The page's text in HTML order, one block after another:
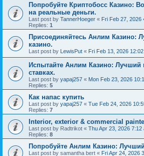
Попробуйте Криптобосс Казино:
на реальные деньги.
Last post by TannerHoeger « Fri Feb 27, 2026
Replies: 1
Присоединяйтесь Анлим Казино:
казино.
Last post by LewisPut « Fri Feb 13, 2026
Испытайте Анлим Казино: Лучший
ставках.
Last post by yapaj257 « Mon Feb 23, 2026
Replies: 5
Как напас купить
Last post by yapaj257 « Tue Feb 24, 2026
Replies: 7
Interior, exterior & commercial
Last post by Radtrikot « Thu Apr 23, 2026 7:12
Replies: 8
Попробуйте Анлим Казино:
Last post by samantha bert « Fri Apr 24, 2026